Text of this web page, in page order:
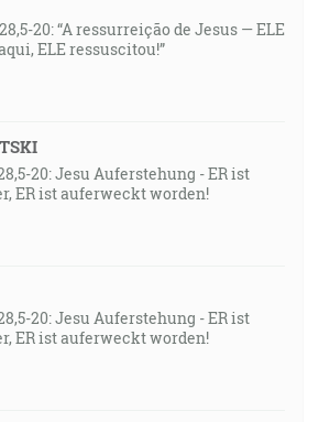
20: “A ressurreição de Jesus — ELE
ELE ressuscitou!”
20: Jesu Auferstehung - ER ist
ER ist auferweckt worden!
20: Jesu Auferstehung - ER ist
ER ist auferweckt worden!